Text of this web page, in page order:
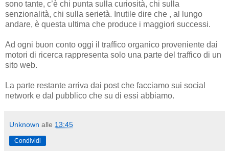
sono tante, c’è chi punta sulla curiosità, chi sulla
senzionalità, chi sulla serietà. Inutile dire che , al lungo
andare, è questa ultima che produce i maggiori successi.
Ad ogni buon conto oggi il traffico organico proveniente dai
motori di ricerca rappresenta solo una parte del traffico di un
sito web.
La parte restante arriva dai post che facciamo sui social
network e dal pubblico che su di essi abbiamo.
Unknown alle 13:45
Condividi